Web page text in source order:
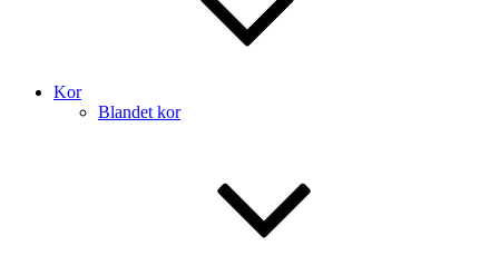
Kor
Blandet kor